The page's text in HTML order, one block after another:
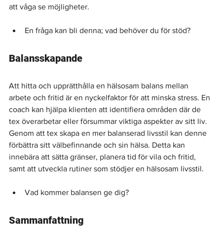
att våga se möjligheter.
En fråga kan bli denna; vad behöver du för stöd?
Balansskapande
Att hitta och upprätthålla en hälsosam balans mellan
arbete och fritid är en nyckelfaktor för att minska stress. En
coach kan hjälpa klienten att identifiera områden där de
tex överarbetar eller försummar viktiga aspekter av sitt liv.
Genom att tex skapa en mer balanserad livsstil kan denne
förbättra sitt välbefinnande och sin hälsa. Detta kan
innebära att sätta gränser, planera tid för vila och fritid,
samt att utveckla rutiner som stödjer en hälsosam livsstil.
Vad kommer balansen ge dig?
Sammanfattning